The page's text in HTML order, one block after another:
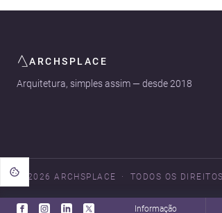
ARCHSPLACE
Arquitetura, simples assim — desde 2018
© 2026 ARCHSPLACE TODOS OS
Informação